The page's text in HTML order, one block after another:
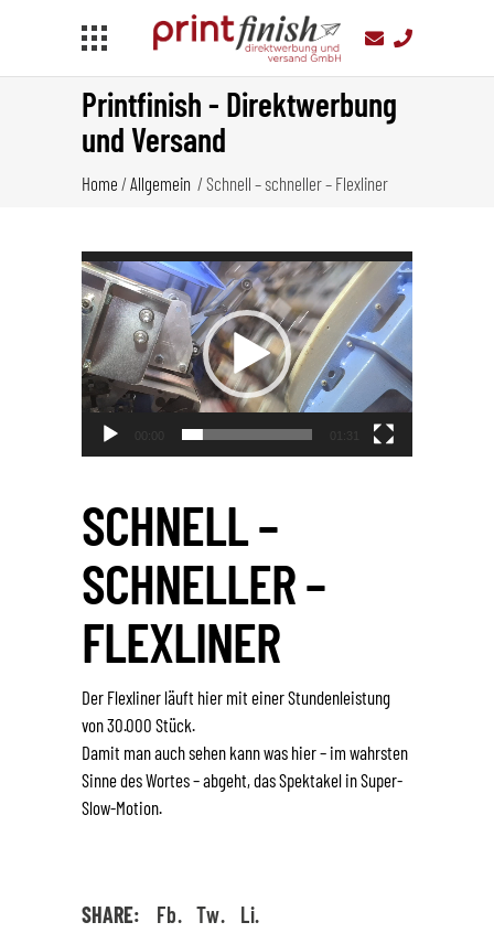
Printfinish - Direktwerbung
und Versand
Home /Allgemein /Schnell – schneller – Flexliner
Video-
Player
00:00 01:31
SCHNELL –
SCHNELLER –
FLEXLINER
Der Flexliner läuft hier mit einer Stundenleistung
von 30.000 Stück.
Damit man auch sehen kann was hier – im wahrsten
Sinne des Wortes – abgeht, das Spektakel in Super-
Slow-Motion.
SHARE: Fb. Tw. Li.